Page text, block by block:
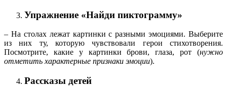
Упражнение «Найди пиктограмму»
– На столах лежат картинки с разными эмоциями. Выберите
из них ту, которую чувствовали герои стихотворения.
Посмотрите, какие у картинки брови, глаза, рот (нужно
отметить характерные признаки эмоции).
Рассказы детей